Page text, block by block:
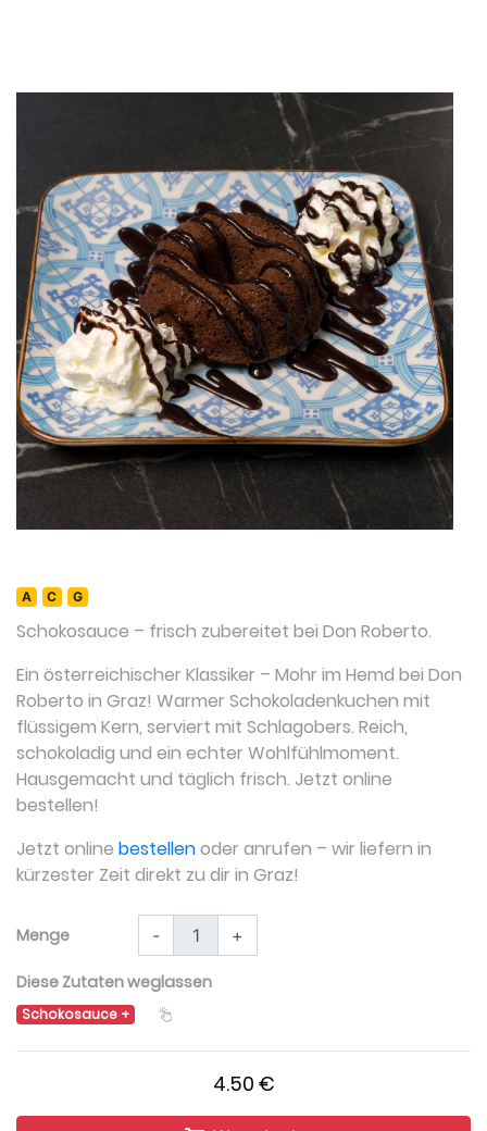
A C G
Schokosauce – frisch zubereitet bei Don Roberto.
Ein österreichischer Klassiker – Mohr im Hemd bei Don
Roberto in Graz! Warmer Schokoladenkuchen mit
flüssigem Kern, serviert mit Schlagobers. Reich,
schokoladig und ein echter Wohlfühlmoment.
Hausgemacht und täglich frisch. Jetzt online
bestellen!
Jetzt online bestellenoder anrufen – wir liefern in
kürzester Zeit direkt zu dir in Graz!
Menge - +
Diese Zutaten weglassen
Schokosauce
4.50 €